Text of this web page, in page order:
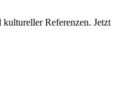
Referenzen. Jetzt